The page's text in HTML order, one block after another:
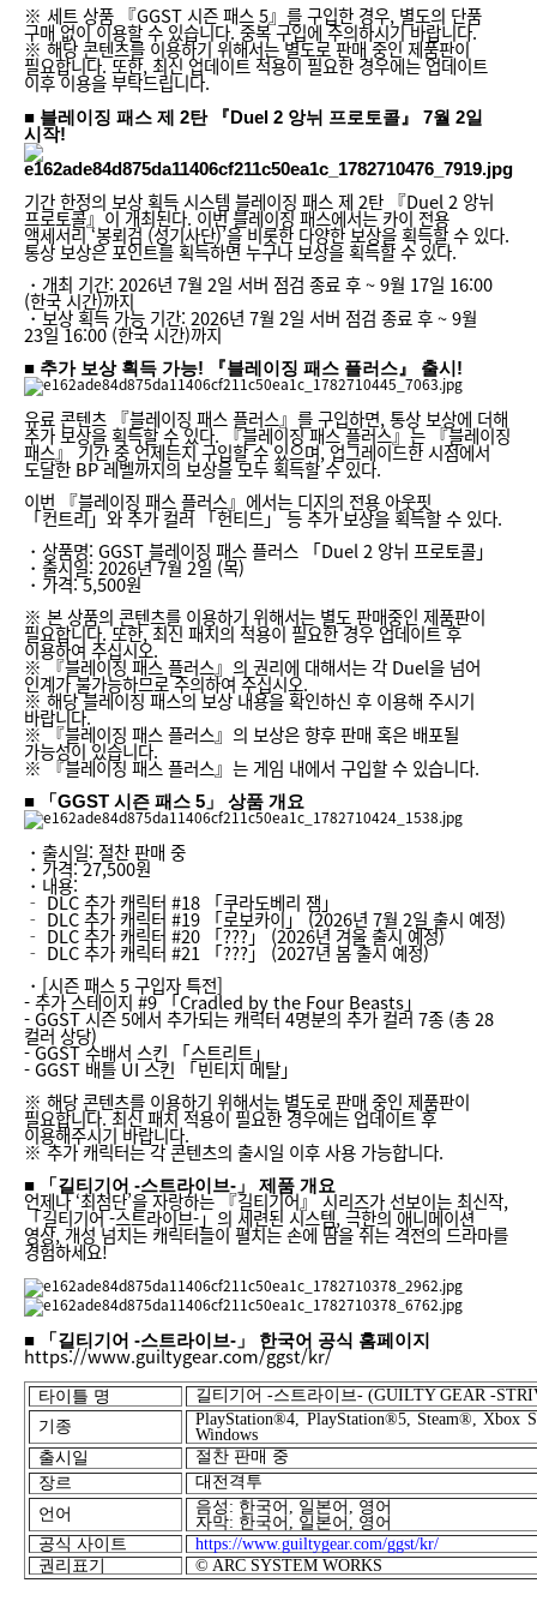
※ 세트 상품 『GGST 시즌 패스 5』를 구입한 경우, 별도의 단품
구매 없이 이용할 수 있습니다. 중복 구입에 주의하시기 바랍니다.
※ 해당 콘텐츠를 이용하기 위해서는 별도로 판매 중인 제품판이
필요합니다. 또한, 최신 업데이트 적용이 필요한 경우에는 업데이트
이후 이용을 부탁드립니다.
■ 블레이징 패스 제 2탄 『Duel 2 앙뉘 프로토콜』 7월 2일
시작!
기간 한정의 보상 획득 시스템 블레이징 패스 제 2탄 『Duel 2 앙뉘
프로토콜』이 개최된다. 이번 블레이징 패스에서는 카이 전용
액세서리 ‘봉뢰검 (성기사단)’을 비롯한 다양한 보상을 획득할 수 있다.
통상 보상은 포인트를 획득하면 누구나 보상을 획득할 수 있다.
・개최 기간: 2026년 7월 2일 서버 점검 종료 후 ~ 9월 17일 16:00
(한국 시간)까지
・보상 획득 가능 기간: 2026년 7월 2일 서버 점검 종료 후 ~ 9월
23일 16:00 (한국 시간)까지
■ 추가 보상 획득 가능! 『블레이징 패스 플러스』 출시!
유료 콘텐츠 『블레이징 패스 플러스』를 구입하면, 통상 보상에 더해
추가 보상을 획득할 수 있다. 『블레이징 패스 플러스』는 『블레이징
패스』 기간 중 언제든지 구입할 수 있으며, 업그레이드한 시점에서
도달한 BP 레벨까지의 보상을 모두 획득할 수 있다.
이번 『블레이징 패스 플러스』에서는 디지의 전용 아웃핏
「컨트리」와 추가 컬러 「헌티드」 등 추가 보상을 획득할 수 있다.
・상품명: GGST 블레이징 패스 플러스 「Duel 2 앙뉘 프로토콜」
・출시일: 2026년 7월 2일 (목)
・가격: 5,500원
※ 본 상품의 콘텐츠를 이용하기 위해서는 별도 판매중인 제품판이
필요합니다. 또한, 최신 패치의 적용이 필요한 경우 업데이트 후
이용하여 주십시오.
※ 『블레이징 패스 플러스』의 권리에 대해서는 각 Duel을 넘어
인계가 불가능하므로 주의하여 주십시오.
※ 해당 블레이징 패스의 보상 내용을 확인하신 후 이용해 주시기
바랍니다.
※ 『블레이징 패스 플러스』의 보상은 향후 판매 혹은 배포될
가능성이 있습니다.
※ 『블레이징 패스 플러스』는 게임 내에서 구입할 수 있습니다.
■ 「GGST 시즌 패스 5」 상품 개요
・출시일: 절찬 판매 중
・가격: 27,500원
・내용:
‐ DLC 추가 캐릭터 #18 「쿠라도베리 잼」
‐ DLC 추가 캐릭터 #19 「로보카이」 (2026년 7월 2일 출시 예정)
‐ DLC 추가 캐릭터 #20 「???」 (2026년 겨울 출시 예정)
‐ DLC 추가 캐릭터 #21 「???」 (2027년 봄 출시 예정)
・[시즌 패스 5 구입자 특전]
- 추가 스테이지 #9 「Cradled by the Four Beasts」
- GGST 시즌 5에서 추가되는 캐릭터 4명분의 추가 컬러 7종 (총 28
컬러 상당)
- GGST 수배서 스킨 「스트리트」
- GGST 배틀 UI 스킨 「빈티지 메탈」
※ 해당 콘텐츠를 이용하기 위해서는 별도로 판매 중인 제품판이
필요합니다. 최신 패치 적용이 필요한 경우에는 업데이트 후
이용해주시기 바랍니다.
※ 추가 캐릭터는 각 콘텐츠의 출시일 이후 사용 가능합니다.
■ 「길티기어 -스트라이브-」 제품 개요
언제나 ‘최첨단’을 자랑하는 『길티기어』 시리즈가 선보이는 최신작,
「길티기어 -스트라이브-」의 세련된 시스템, 극한의 애니메이션
영상, 개성 넘치는 캐릭터들이 펼치는 손에 땀을 쥐는 격전의 드라마를
경험하세요!
■ 「길티기어 -스트라이브-」 한국어 공식 홈페이지
https://www.guiltygear.com/ggst/kr/
타이틀 명 길티기어-스트라이브- (GUILTY GEAR -
기종
PlayStation®4, PlayStation®5, Steam®, Xbox
Windows
출시 일
절찬 판매 중
장르
대전격투
언어
음성 : 한국어 일본어
영어
자막: 한국어 일본어
영어
공식 사이트
https://www.guiltygear.com/ggst/kr/
권리표기
© ARC SYSTEM WORKS